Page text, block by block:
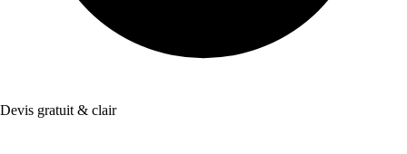
Devis gratuit & clair